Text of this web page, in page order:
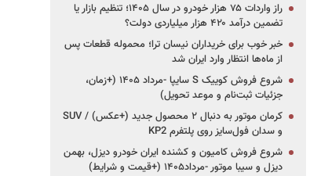
راز واردات ۷۵ هزار خودرو در سال ۱۴۰۵؛ تنظیم بازار یا
تضمین درآمد ۴۲۰ هزار میلیاردی دولت؟
خبر خوب برای خریداران نیسان ترا؛ محموله قطعات پس
از ماه‌ها انتظار وارد ایران شد
شروع فروش کوییک S سایپا -مرداد ۱۴۰۵ (+زمان،
جزئیات ثبت‌نام و موعد تحویل)
کرمان موتور به دنبال ۲ محصول جدید (+عکس) / SUV
و سدان فول‌سایز روی پلتفرم KP2
شروع فروش کامیون و کشنده ایران خودرو دیزل، بهمن
دیزل و سیبا موتور -مرداد۱۴۰۵ (+قیمت و شرایط)